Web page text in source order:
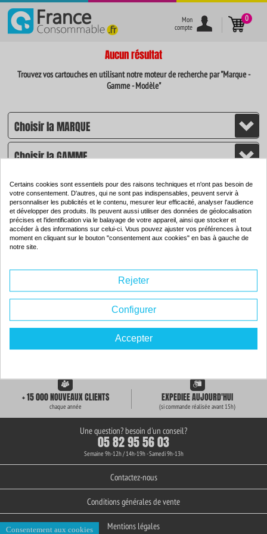
}
Mon
compte
0
Aucun résultat
Trouvez vos cartouches en utilisant notre moteur de recherche par "Marque -
Gamme - Modèle"
CHERCHER
LIVRAISON GRATUITE + de 3000 REFERENCES
+ 15 000 NOUVEAUX CLIENTS
chaque année
EXPEDIEE AUJOURD'HUI
(si commande réalisée avant 15h)
Une question? besoin d'un conseil?
05 82 95 56 03
Semaine 9h-12h / 14h-19h - Samedi 9h-13h
Contactez-nous
Conditions générales de vente
Mentions légales
Certains cookies sont essentiels pour des raisons techniques et n'ont pas besoin de
votre consentement. D'autres, qui ne sont pas indispensables, peuvent servir à
personnaliser les publicités et le contenu, mesurer leur efficacité, analyser l'audience
et développer des produits. Ils peuvent aussi utiliser des données de géolocalisation
précises et l'identification via le balayage de votre appareil, ainsi que stocker et
accéder à des informations sur celui-ci. Vous pouvez ajuster vos préférences à tout
moment en cliquant sur le bouton "consentement aux cookies" en bas à gauche de
notre site.
Rejeter
Configurer
Accepter
Consentement aux cookies